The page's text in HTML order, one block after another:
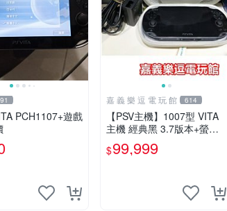
PCH1107+遊戲
嘉 義 樂 逗 電 玩 館 614
【PSV主機】1007型 VITA
主機 經典黑 3.7版本+螢幕
保護貼+主機收納包【9成
新】✪中古二手✪嘉義樂逗
$99,999